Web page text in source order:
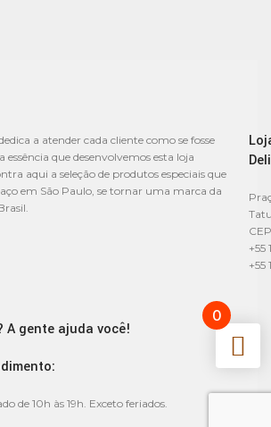
a atender cada cliente como se fosse
essência que desenvolvemos esta loja
aqui a seleção de produtos especiais que
em São Paulo, se tornar uma marca da
+55
+55
A gente ajuda você!
de 10h às 19h. Exceto feriados.
0